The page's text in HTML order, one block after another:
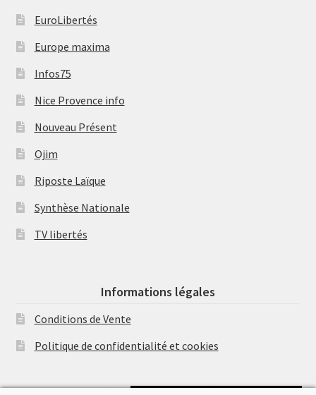
EuroLibertés
Europe maxima
Infos75
Nice Provence info
Nouveau Présent
Ojim
Riposte Laïque
Synthèse Nationale
TV libertés
Informations légales
Conditions de Vente
Politique de confidentialité et cookies